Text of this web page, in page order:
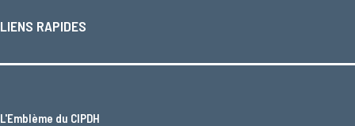
LIENS RAPIDES
L'Emblème du CIPDH